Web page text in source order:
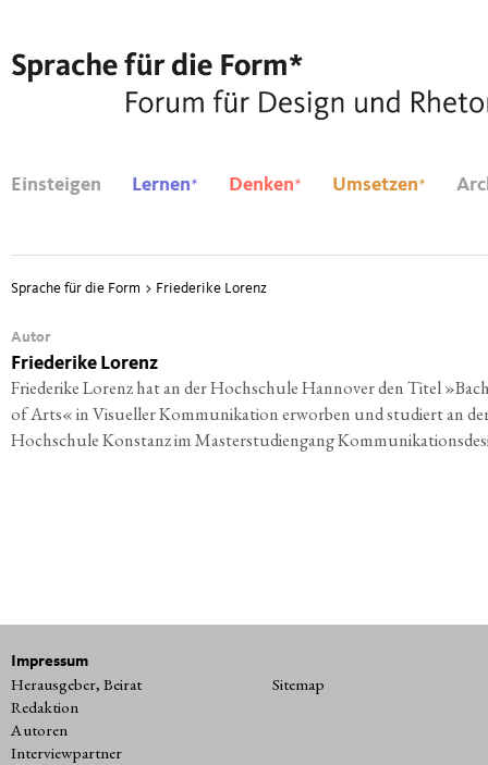
Einsteigen Lernen* Denken* Umsetzen*
Sprache für die Form > Friederike Lorenz
Autor
Friederike Lorenz
Frie­de­ri­ke Lorenz hat an der Hoch­schu­le Han­no­ver den Titel
of Arts« in Visu­el­ler Kom­mu­ni­ka­ti­on erwor­ben und stu­diert an
Hoch­schu­le Kon­stanz im Mas­ter­stu­di­en­gang
Impressum
Herausgeber, Beirat
Redaktion
Autoren
Interviewpartner
Sitemap